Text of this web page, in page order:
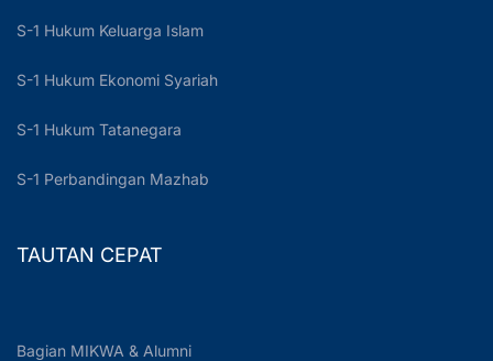
S-1 Hukum Keluarga Islam
S-1 Hukum Ekonomi Syariah
S-1 Hukum Tatanegara
S-1 Perbandingan Mazhab
TAUTAN CEPAT
Bagian MIKWA & Alumni